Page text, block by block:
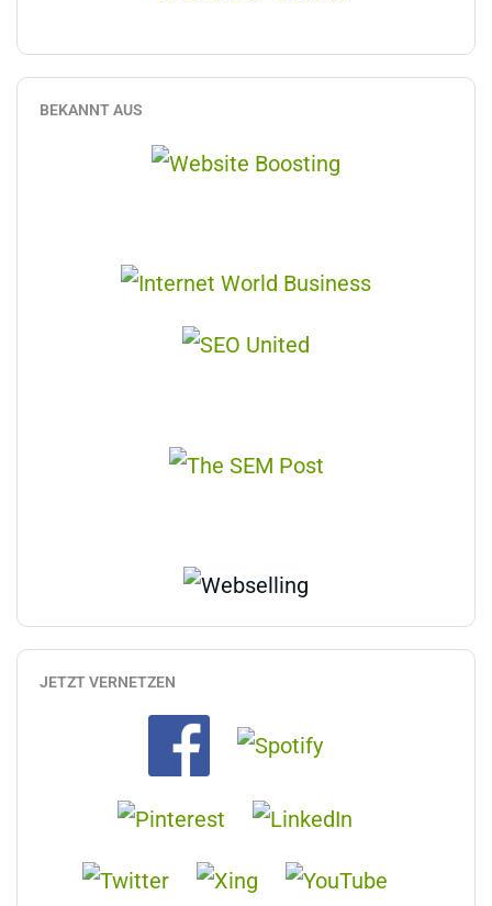
BEKANNT AUS
JETZT VERNETZEN